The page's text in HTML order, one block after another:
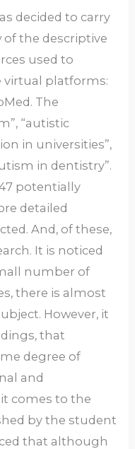
decided to carry
the descriptive
used to
virtual platforms:
The
“autistic
in universities”,
in dentistry”.
potentially
detailed
And, of these,
It is noticed
number of
there is almost
However, it
that
degree of
and
comes to the
by the student
that although